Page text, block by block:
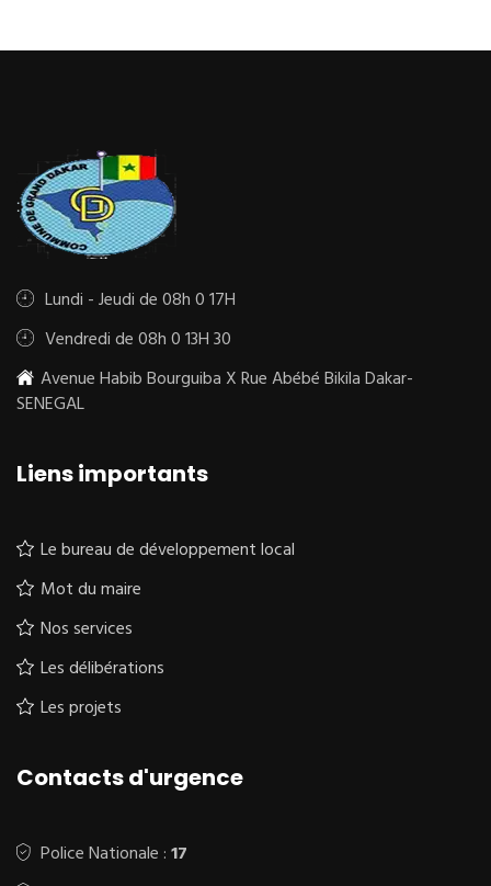
Lundi - Jeudi de 08h 0 17H
Vendredi de 08h 0 13H 30
Avenue Habib Bourguiba X Rue Abébé Bikila Dakar-
SENEGAL
Liens importants
Le bureau de développement local
Mot du maire
Nos services
Les délibérations
Les projets
Contacts d'urgence
Police Nationale :17